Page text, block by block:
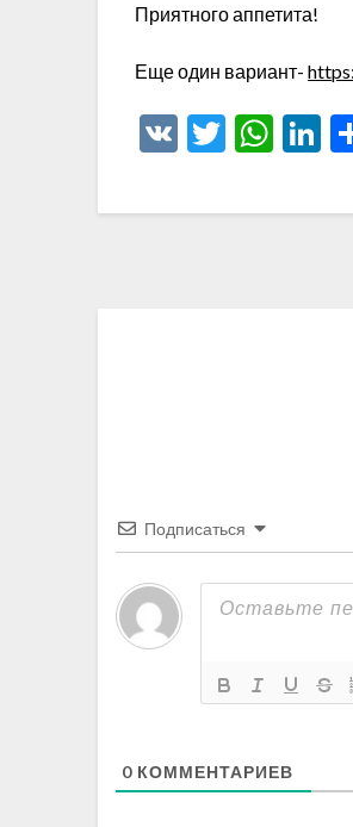
Приятного аппетита!
Еще один вариант-
VK Twitter
Подписаться
0 КОММЕНТАРИЕВ